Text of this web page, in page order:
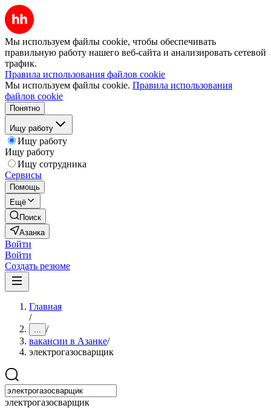
Мы используем файлы cookie, чтобы обеспечивать
правильную работу нашего веб-сайта и анализировать сетевой
трафик.
Правила использования файлов cookie
Мы используем файлы cookie. Правила использования
файлов cookie
Понятно
Ищу работу
Ищу работу
Ищу работу
Ищу сотрудника
Сервисы
Помощь
Ещё
Поиск
Азанка
Войти
Войти
Создать резюме
Главная
/
... /
вакансии в Азанке/
электрогазосварщик
электрогазосварщик